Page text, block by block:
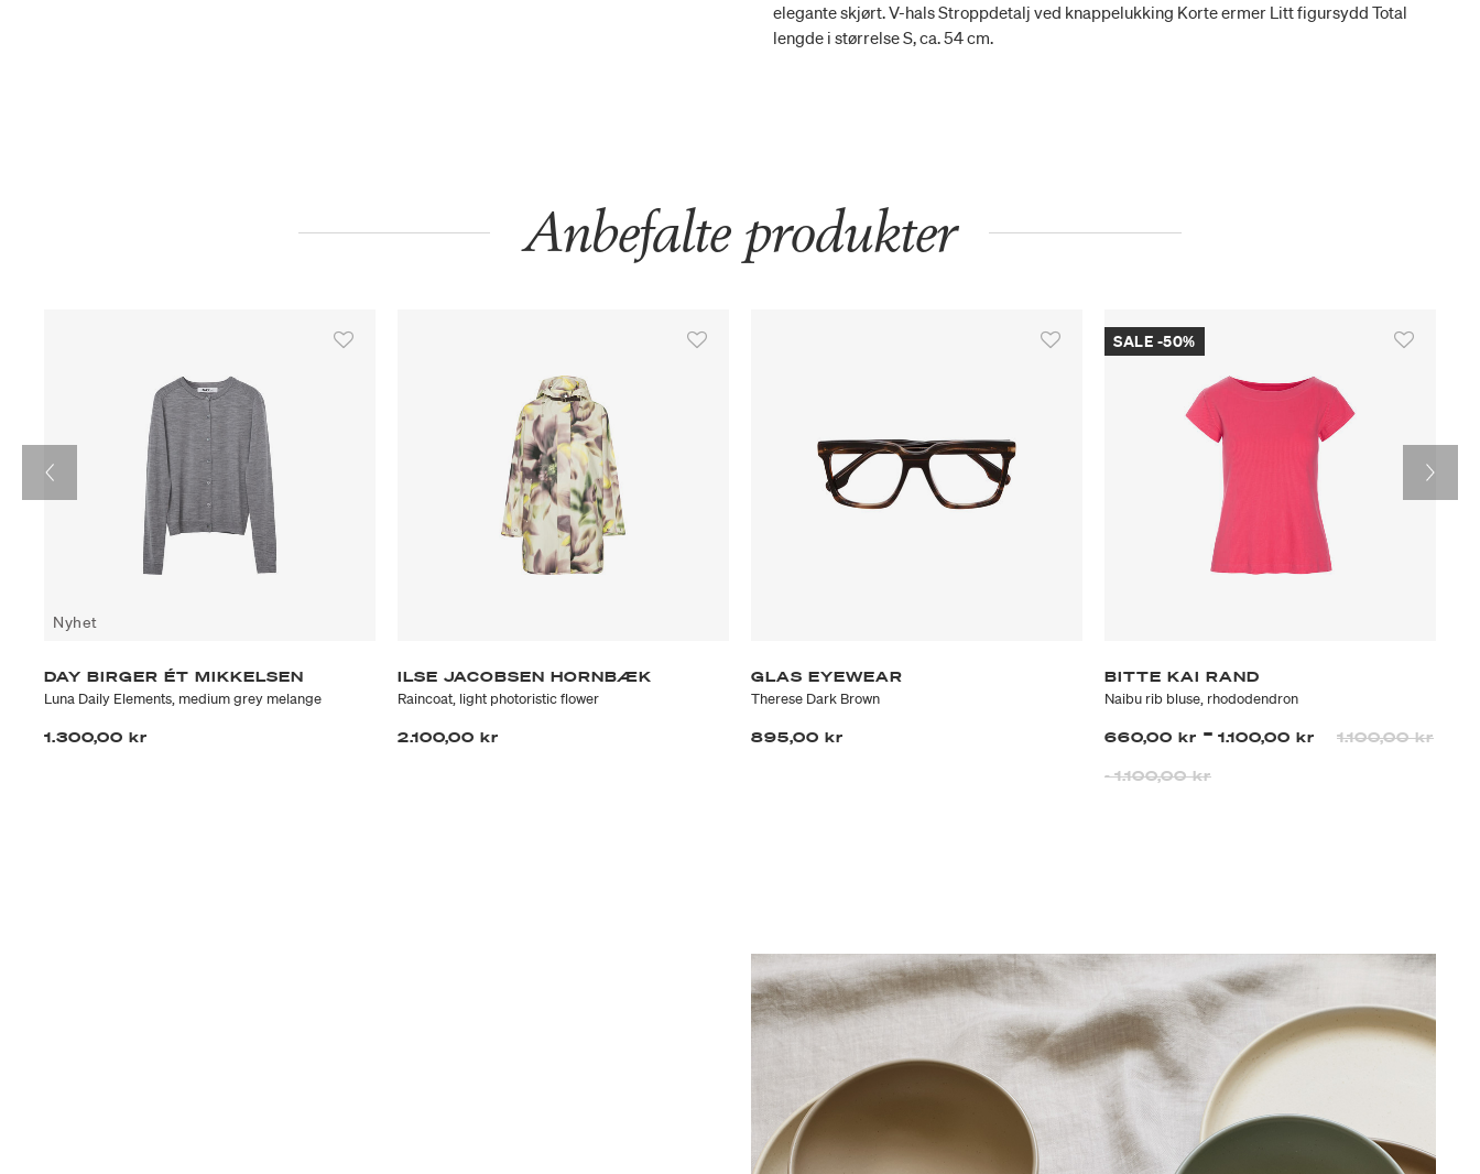
elegante skjørt. V-hals Stroppdetalj ved knappelukking Korte ermer Litt figursydd Total
lengde i størrelse S, ca. 54 cm.
Anbefalte produkter
Nyhet
DAY BIRGER ÉT MIKKELSEN
Luna Daily Elements, medium grey melange
1.300,00 kr
ILSE JACOBSEN HORNBÆK
Raincoat, light photoristic flower
2.100,00 kr
GLAS EYEWEAR
Therese Dark Brown
895,00 kr
SALE -50%
BITTE KAI RAND
Naibu rib bluse, rhododendron
660,00 kr - 1.100,00 kr 1.100,00 kr
-1.100,00 kr